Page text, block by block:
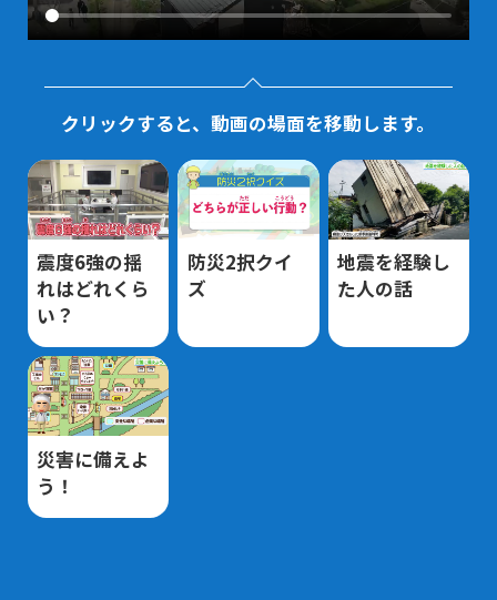
クリックすると、動画の場面を移動します。
震度6強の揺
れはどれくら
い？
防災2択クイ
ズ
地震を経験し
た人の話
災害に備えよ
う！